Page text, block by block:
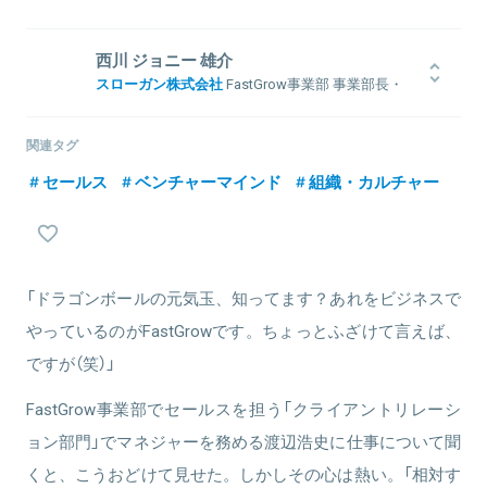
し、営業社員数千人の中で年間成績優秀者が選出される社長賞を受
賞。組織規模、業界の異なる領域でのチャレンジを志し、2015年7月
に約50名規模であったスローガンに参画、新卒向けサービス
チームリーダー、部門長を経て、2019年3月に全社横断にて営業戦略
に就任。クロスセル戦略の構築やハンズオン支援を中心に、
任。セールス組織の立ち上げ、組織化を推進しながら、大手企業か
らベンチャー・スタートアップまで幅広い企業様へのご支援を行
西川 ジョニー 雄介
スローガン株式会社FastGrow事業部 事業部長・
モバイルファクトリーに新卒入社。2012年12月、社員数3名のアッシ
ョンに入社。A/BテストツールVWOを活用したWebコンサル事業を
立ち上げ、同ツール開発インド企業との国内独占提携を実現。15年7
ル特化の就活メディアFactLogicの立ち上げを行う。17年2月より
FastGrowを構想し、現在は事業責任者兼編集長を務める。その事業
手経営人材をつなぐコミュニティマネジャーとしても活動中。
関連タグ
セールス ベンチャーマインド 組織・カルチャー
「ドラゴンボールの元気玉、知ってます？あれをビジネスで
やっているのがFastGrowです。ちょっとふざけて言えば、
ですが（笑）」
FastGrow事業部でセールスを担う「クライアントリレーシ
ョン部門」でマネジャーを務める渡辺浩史に仕事について聞
くと、こうおどけて見せた。しかしその心は熱い。「相対す